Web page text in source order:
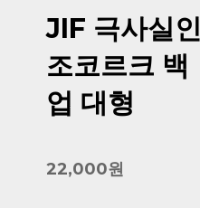
JIF 극사실인
조코르크 백
업 대형
22,000원